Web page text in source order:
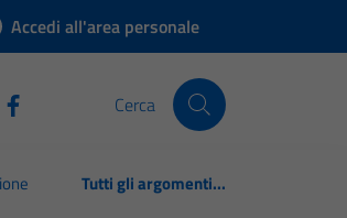
Accedi all'area personale
Cerca
Tutti gli argomenti...